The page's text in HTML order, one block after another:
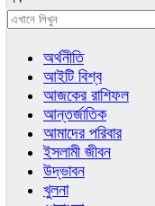
অর্থনীতি
আইটি বিশ্ব
আজকের রাশিফল
আন্তর্জাতিক
আমাদের পরিবার
ইসলামী জীবন
উদ্ভাবন
খুলনা